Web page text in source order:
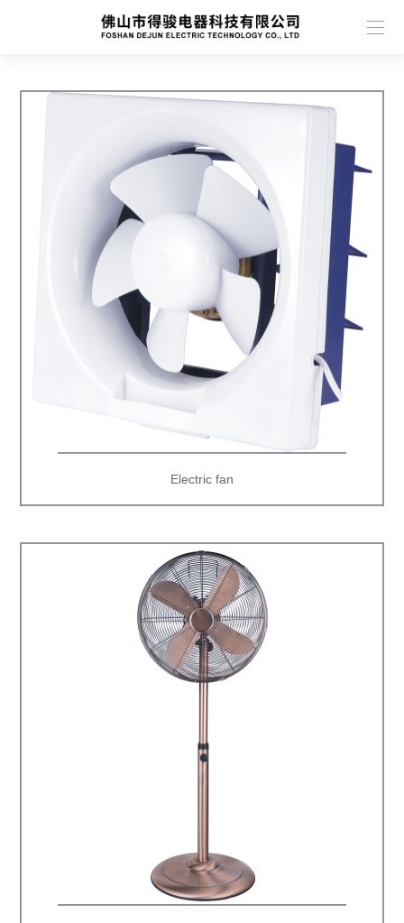
Electric fan